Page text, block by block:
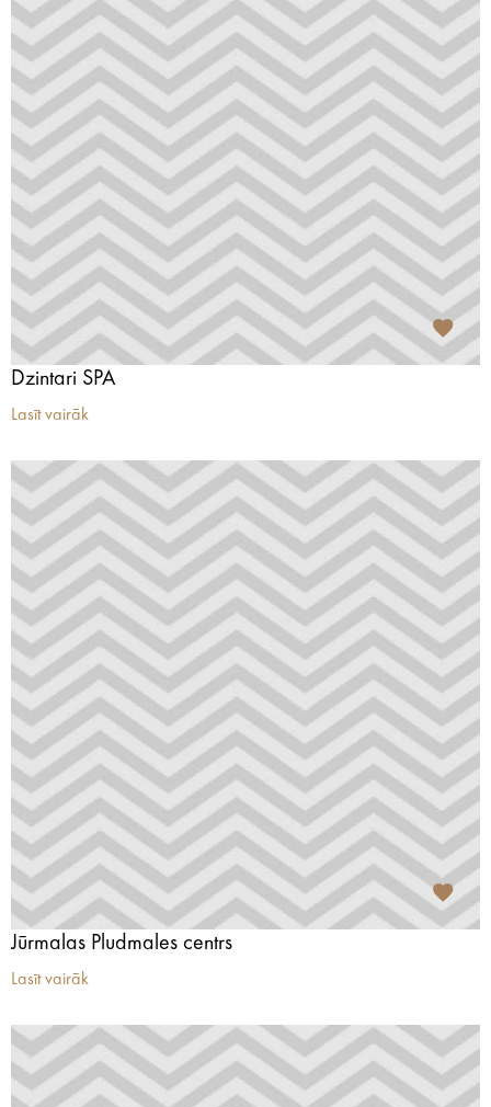
Dzintari SPA
Lasīt vairāk
Jūrmalas Pludmales centrs
Lasīt vairāk